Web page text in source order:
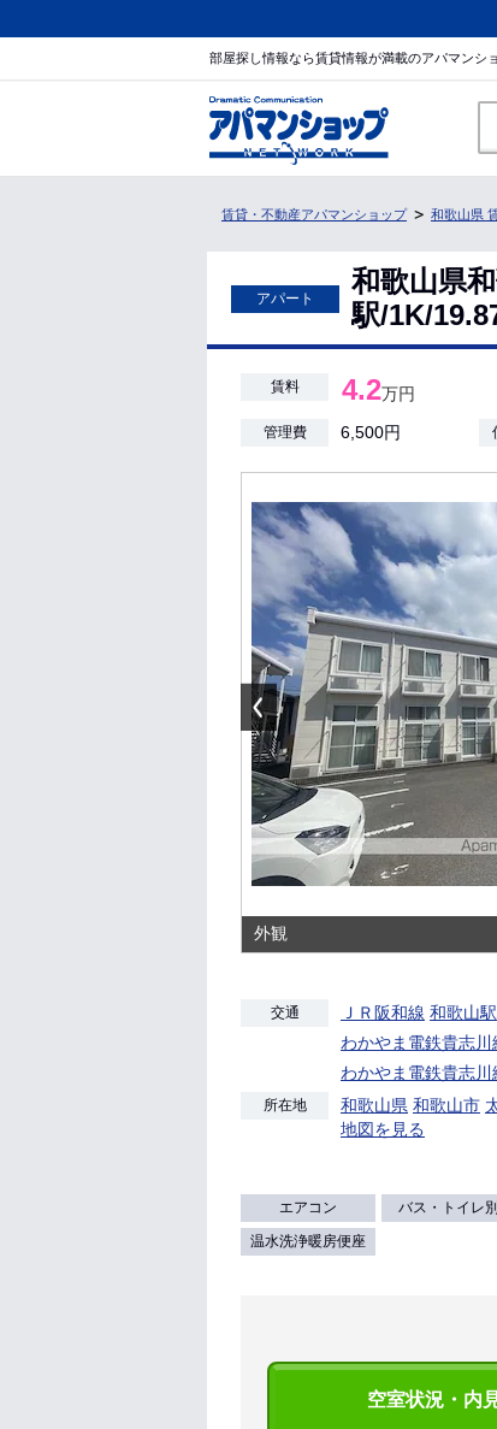
部屋探し情報なら賃貸情報が満載のアパマンシ
賃貸・不動産アパマンショップ 和歌山県
アパート
和歌山県
駅/1K/
賃料 4.2万円
管理費 6,500円
外観
交通 ＪＲ阪和線 和歌山駅
わかやま電鉄貴志川
わかやま電鉄貴志川
所在地 和歌山県 和歌山市
地図を見る
エアコン バス・トイレ別
温水洗浄暖房便座
空室状況・内